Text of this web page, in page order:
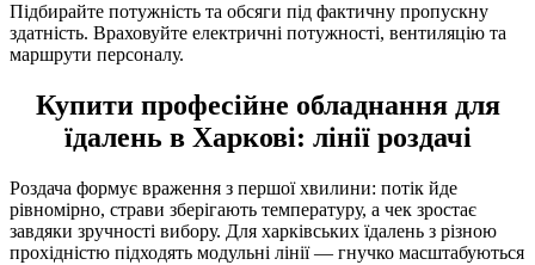
Підбирайте потужність та обсяги під фактичну пропускну
здатність. Враховуйте електричні потужності, вентиляцію та
маршрути персоналу.
Купити професійне обладнання для
їдалень в Харкові: лінії роздачі
Роздача формує враження з першої хвилини: потік йде
рівномірно, страви зберігають температуру, а чек зростає
завдяки зручності вибору. Для харківських їдалень з різною
прохідністю підходять модульні лінії — гнучко масштабуються